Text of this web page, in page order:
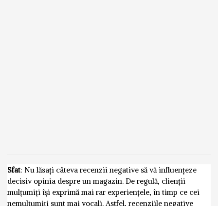
Sfat: Nu lăsați câteva recenzii negative să vă influențeze
decisiv opinia despre un magazin. De regulă, clienții
mulțumiți își exprimă mai rar experiențele, în timp ce cei
nemulțumiți sunt mai vocali. Astfel, recenziile negative